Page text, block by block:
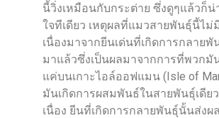
นี้วิ่งเหมือนกับกระต่าย ซึ่งดูๆแล้วก็
ใจทีเดียว เหตุผลที่แมวสายพันธุ์นี้ไม่
เนื่องมาจากยีนเด่นที่เกิดการกลายพั
มาแล้วซึ่งเป็นผลมาจากการที่พวกมั
แค่บนเกาะไอล์ออฟแมน (Isle of
มันเกิดการผสมพันธ์ในสายพันธุ์เดีย
เนื่อง ยีนที่เกิดการกลายพันธุ์นั้นส่งผ